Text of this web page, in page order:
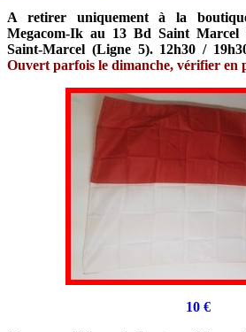
A retirer uniquement à la
Megacom-Ik au 13 Bd Saint
Saint-Marcel (Ligne 5). 12h30 /
Ouvert parfois le dimanche, vérifier en
10 €